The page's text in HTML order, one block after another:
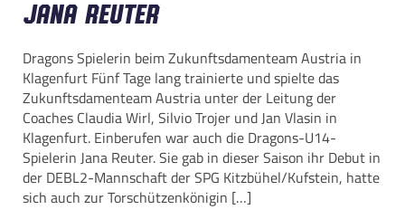
Jana Reuter
Dragons Spielerin beim Zukunftsdamenteam Austria in
Klagenfurt Fünf Tage lang trainierte und spielte das
Zukunftsdamenteam Austria unter der Leitung der
Coaches Claudia Wirl, Silvio Trojer und Jan Vlasin in
Klagenfurt. Einberufen war auch die Dragons-U14-
Spielerin Jana Reuter. Sie gab in dieser Saison ihr Debut in
der DEBL2-Mannschaft der SPG Kitzbühel/Kufstein, hatte
sich auch zur Torschützenkönigin […]